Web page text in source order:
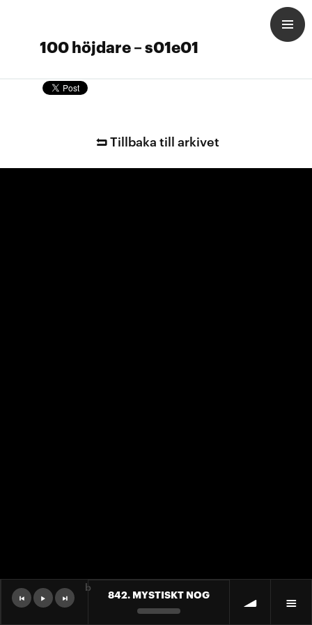
100 höjdare – s01e01
Tillbaka till arkivet
842. MYSTISKT NOG
b